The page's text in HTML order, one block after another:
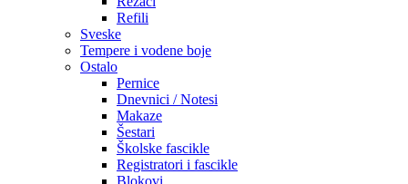
Refili
Sveske
Tempere i vodene boje
Ostalo
Pernice
Dnevnici / Notesi
Makaze
Šestari
Školske fascikle
Registratori i fascikle
Blokovi